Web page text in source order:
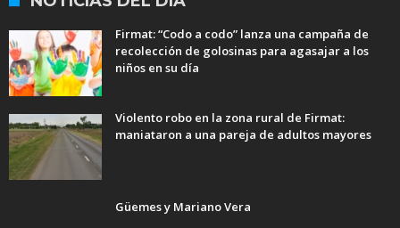
Firmat: “Codo a codo” lanza una campaña de
recolección de golosinas para agasajar a los
niños en su día
Violento robo en la zona rural de Firmat:
maniataron a una pareja de adultos mayores
Güemes y Mariano Vera